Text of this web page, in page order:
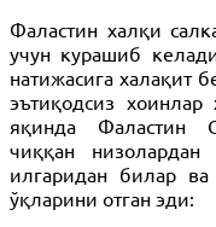
Фаластин халқи
учун курашиб
натижасига халақит
эътиқодсиз
яқинда Фаластин
чиққан
илгаридан билар ва
ўқларини отган эди: